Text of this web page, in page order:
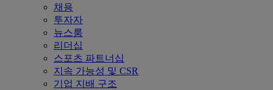
채용
투자자
뉴스룸
리더십
스포츠 파트너십
지속 가능성 및 CSR
기업 지배 구조